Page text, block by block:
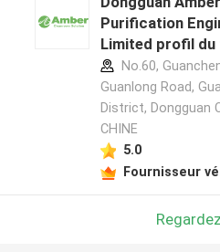
Purification
Limited profil
No.60,
Guanlong Road,
District, Dongguan
CHINE
5.0
Fournisseur